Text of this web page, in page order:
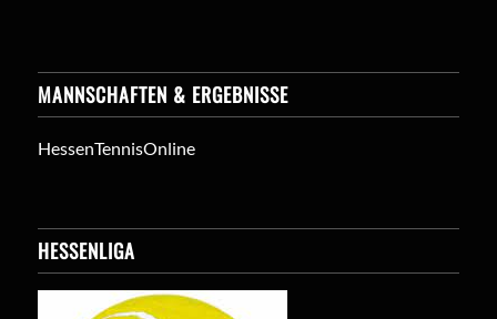
MANNSCHAFTEN & ERGEBNISSE
HessenTennisOnline
HESSENLIGA